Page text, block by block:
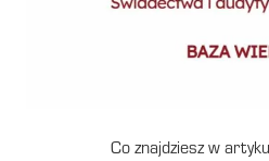
Co znajdziesz w